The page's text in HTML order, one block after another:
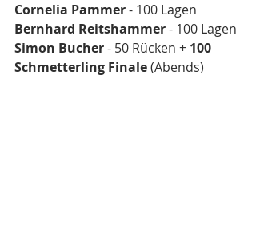
Cornelia Pammer - 100 Lagen
Bernhard Reitshammer - 100 Lagen
Simon Bucher - 50 Rücken + 100
Schmetterling Finale (Abends)